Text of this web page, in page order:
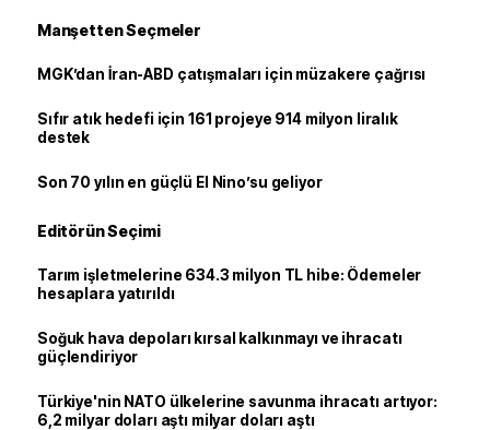
Manşetten Seçmeler
MGK’dan İran-ABD çatışmaları için müzakere çağrısı
Sıfır atık hedefi için 161 projeye 914 milyon liralık
destek
Son 70 yılın en güçlü El Nino’su geliyor
Editörün Seçimi
Tarım işletmelerine 634.3 milyon TL hibe: Ödemeler
hesaplara yatırıldı
Soğuk hava depoları kırsal kalkınmayı ve ihracatı
güçlendiriyor
Türkiye'nin NATO ülkelerine savunma ihracatı artıyor:
6,2 milyar doları aştı milyar doları aştı